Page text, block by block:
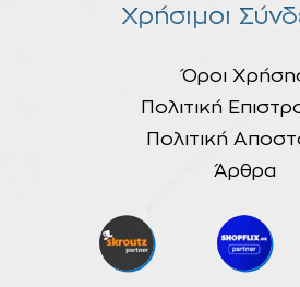
Χρήσιμοι
Όροι
Πολιτική
Πολιτική
Άρθρα